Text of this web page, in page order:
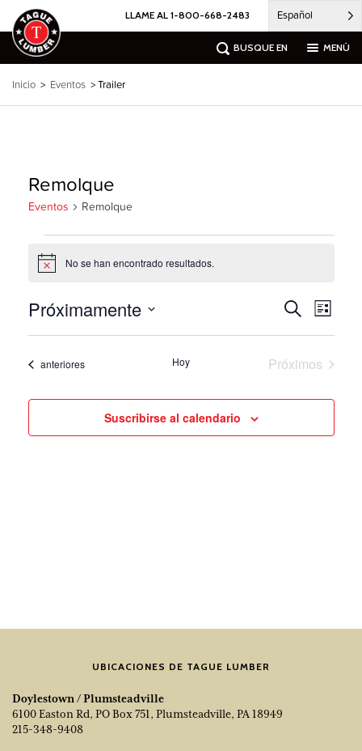
al
contenido
LLAME AL 1-800-668-2483 Español
BUSQUE EN MENÚ
Inicio > Eventos > Trailer
Remolque
Eventos Remolque
Notice No se han encontrado resultados.
Búsqueda
y
de
Buscar
por
las
de
Lista
Próximamente
Seleccione
fecha.
Eventos
anteriores Hoy
Próximos
Suscribirse al calendario
UBICACIONES DE TAGUE LUMBER
Doylestown / Plumsteadville
6100 Easton Rd, PO Box 751, Plumsteadville, PA 18949
215-348-9408